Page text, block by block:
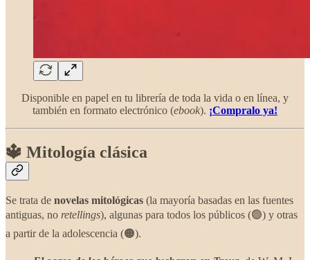
Disponible en papel en tu librería de toda la vida o en línea, y
también en formato electrónico (ebook). ¡Compralo ya!
🔱 Mitología clásica
Se trata de novelas mitológicas (la mayoría basadas en las fuentes
antiguas, no retellings), algunas para todos los públicos (🟢) y otras
a partir de la adolescencia (🟠).